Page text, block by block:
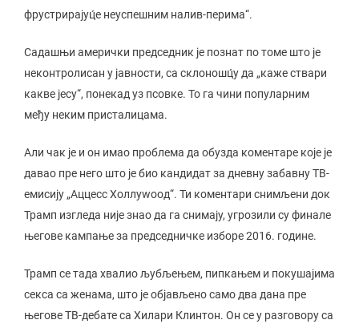
фрустрирајуц́е неуспешним налив-перима“.
Садашњи амерички председник је познат по томе што је
неконтролисан у јавности, са склоношц́у да „каже ствари
какве јесу“, понекад уз псовке. То га чини популарним
међу неким присталицама.
Али чак је и он имао проблема да обузда коментаре које је
давао пре него што је био кандидат за дневну забавну ТВ-
емисију „Аццесс Холлywоод“. Ти коментари снимљени док
Трамп изгледа није знао да га снимају, угрозили су финале
његове кампање за председничке изборе 2016. године.
Трамп се тада хвалио љубљењем, пипкањем и покушајима
секса са женама, што је објављено само два дана пре
његове ТВ-дебате са Хилари Клинтон. Он се у разговору са